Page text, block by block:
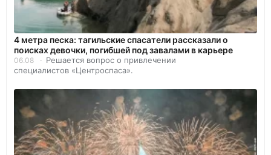
4 метра песка: тагильские спасатели рассказали о
поисках девочки, погибшей под завалами в карьере
06.08
Решается вопрос о привлечении
специалистов «Центроспаса».